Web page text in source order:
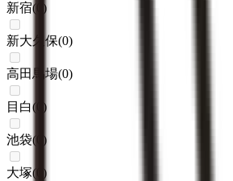
新宿( )
新大久保(0)
高田馬場(0)
目白( )
池袋( )
大塚( )